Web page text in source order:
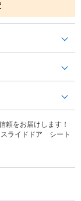
頼をお届けします！
ライドドア シート